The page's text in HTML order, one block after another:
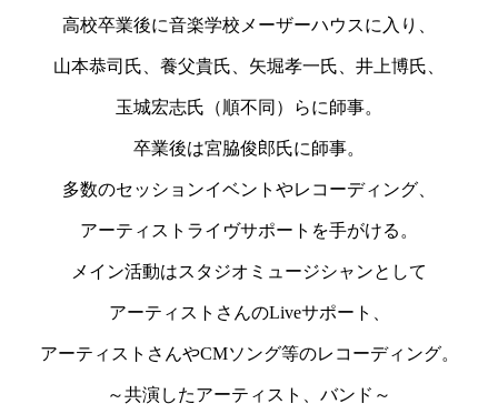
高校卒業後に音楽学校メーザーハウスに入り、
山本恭司氏、養父貴氏、矢堀孝一氏、井上博氏、
玉城宏志氏（順不同）らに師事。
卒業後は宮脇俊郎氏に師事。
多数のセッションイベントやレコーディング、
アーティストライヴサポートを手がける。
メイン活動はスタジオミュージシャンとして
アーティストさんのLiveサポート、
アーティストさんやCMソング等のレコーディング。
～共演したアーティスト、バンド～